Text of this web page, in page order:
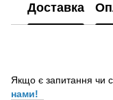
Доставка
Якщо є запитання чи
нами!